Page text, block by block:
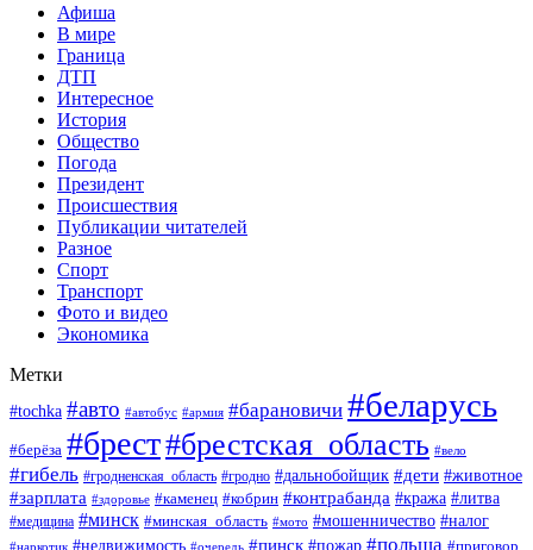
Афиша
В мире
Граница
ДТП
Интересное
История
Общество
Погода
Президент
Происшествия
Публикации читателей
Разное
Спорт
Транспорт
Фото и видео
Экономика
Метки
#tochka #авто #автобус #армия #барановичи #беларусь
#берёза #брест#брестская_область #вело
#гибель #гродненская_область #гродно #дальнобойщик #дети #животное
#зарплата #здоровье #каменец #кобрин #контрабанда #кража #литва
#медицина #минск #минская_область #мото #мошенничество #налог
#наркотик #недвижимость #очередь #пинск #пожар #польша #приговор